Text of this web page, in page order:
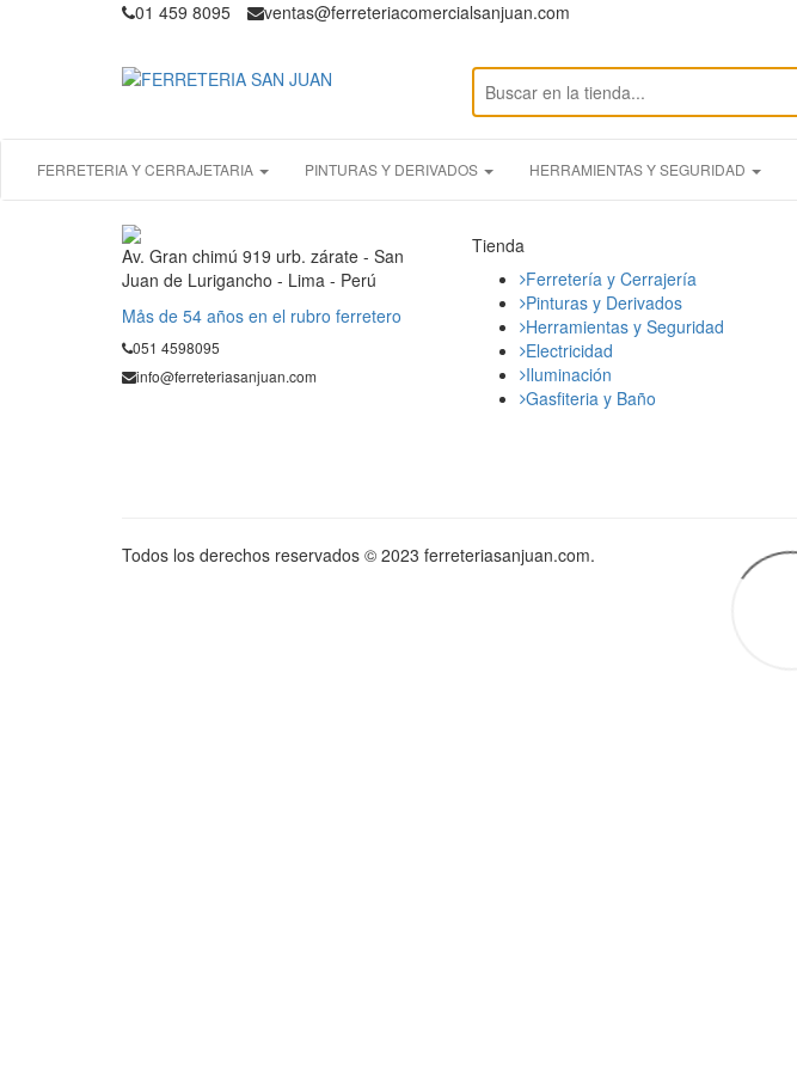
01 459 8095 ventas@ferreteriacomercialsanjuan.com
FERRETERIA Y CERRAJETARIA PINTURAS Y DERIVADOS HERRAMIENTAS Y SEGURIDAD
Av. Gran chimú 919 urb. zárate - San
Juan de Lurigancho - Lima - Perú
Mås de 54 años en el rubro ferretero
051 4598095
info@ferreteriasanjuan.com
Tienda
Ferretería y Cerrajería
Pinturas y Derivados
Herramientas y Seguridad
Electricidad
Iluminación
Gasfiteria y Baño
Todos los derechos reservados © 2023 ferreteriasanjuan.com.